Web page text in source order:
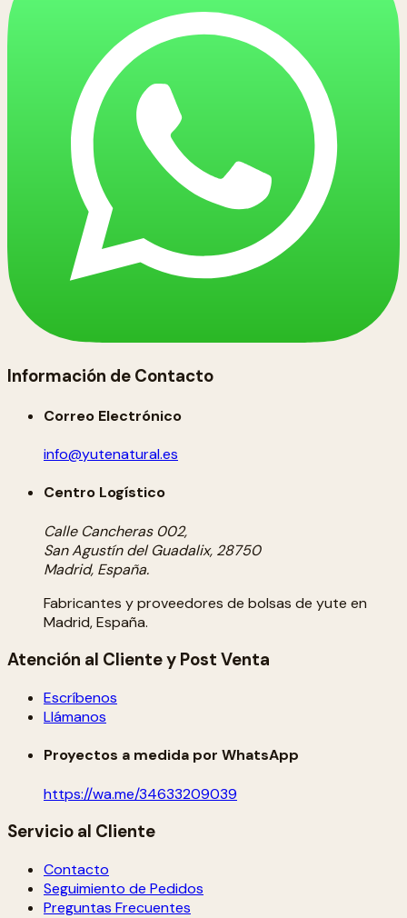
Información de Contacto
Correo Electrónico
info@yutenatural.es
Centro Logístico
Calle Cancheras 002,
San Agustín del Guadalix, 28750
Madrid, España.
Fabricantes y proveedores de bolsas de yute en
Madrid, España.
Atención al Cliente y Post Venta
Escríbenos
Llámanos
Proyectos a medida por WhatsApp
https://wa.me/34633209039
Servicio al Cliente
Contacto
Seguimiento de Pedidos
Preguntas Frecuentes